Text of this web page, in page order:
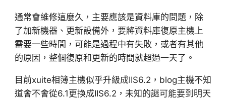
通常會維修這麼久，主要應該是資料庫的問題，除
了加新機器、更新設備外，要將資料庫復原主機上
需要一些時間，可能是過程中有失敗，或者有其他
的原因，整個復原和更新的時間就超過一天了。
目前xuite相簿主機似乎升級成IIS6.2，blog主機不知
道會不會從6.1更換成IIS6.2，未知的謎可能要到明天